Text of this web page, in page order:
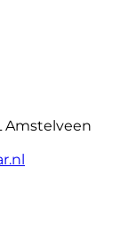
Amstelveen